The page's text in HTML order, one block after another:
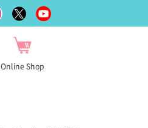
Online Shop